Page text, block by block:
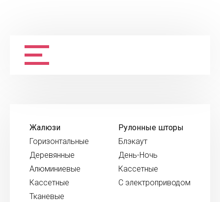
Жалюзи
Горизонтальные
Деревянные
Алюминиевые
Кассетные
Тканевые
Рулонные шторы
Блэкаут
День-Ночь
Кассетные
С электроприводом